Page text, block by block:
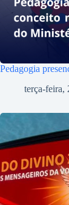
Pedagogia
terça-feira,